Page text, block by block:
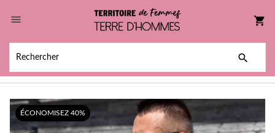
 shopping_cart

ÉCONOMISEZ 40%